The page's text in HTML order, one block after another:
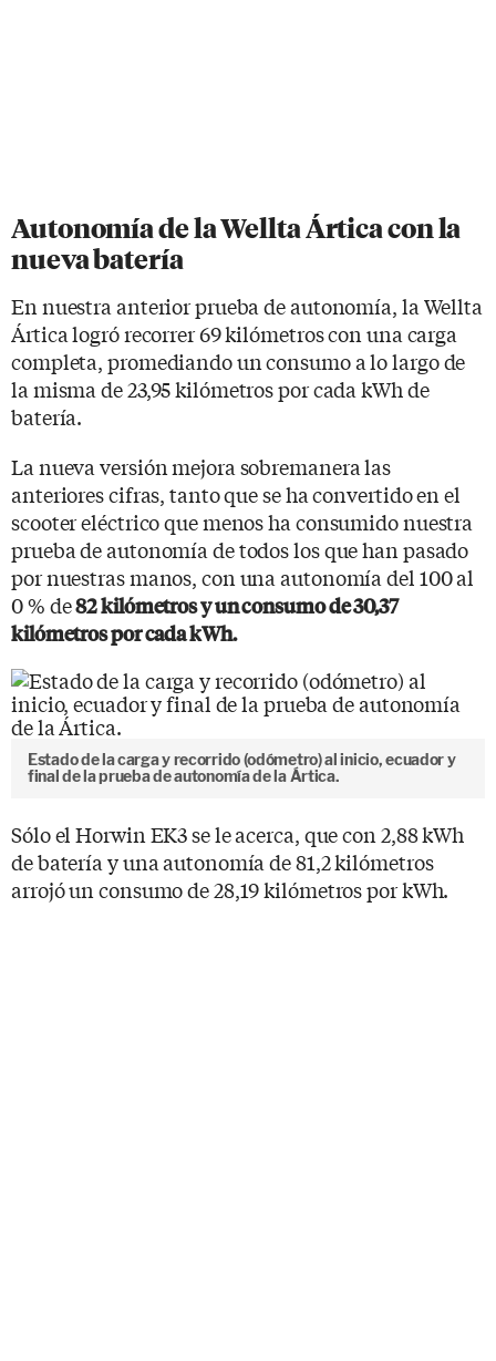
Autonomía de la Wellta Ártica con la
nueva batería
En nuestra anterior prueba de autonomía, la Wellta
Ártica logró recorrer 69 kilómetros con una carga
completa, promediando un consumo a lo largo de
la misma de 23,95 kilómetros por cada kWh de
batería.
La nueva versión mejora sobremanera las
anteriores cifras, tanto que se ha convertido en el
scooter eléctrico que menos ha consumido nuestra
prueba de autonomía de todos los que han pasado
por nuestras manos, con una autonomía del 100 al
0 % de82 kilómetros y un consumo de 30,37
kilómetros por cada kWh.
Estado de la carga y recorrido (odómetro) al inicio, ecuador y
final de la prueba de autonomía de la Ártica.
Sólo el Horwin EK3 se le acerca, que con 2,88 kWh
de batería y una autonomía de 81,2 kilómetros
arrojó un consumo de 28,19 kilómetros por kWh.